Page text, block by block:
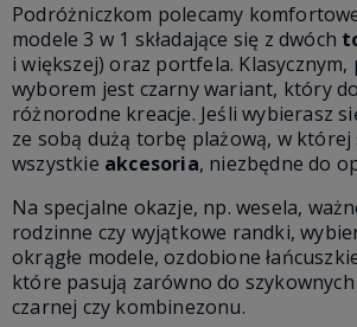
Podróżniczkom polecamy
modele 3 w 1 składające się z dwóch
i większej) oraz portfela. Klasycznym,
wyborem jest czarny wariant, który
różnorodne kreacje. Jeśli wybierasz
ze sobą dużą torbę plażową, w której
wszystkie akcesoria, niezbędne do
Na specjalne okazje, np. wesela,
rodzinne czy wyjątkowe randki,
okrągłe modele, ozdobione
które pasują zarówno do szykownych
czarnej czy kombinezonu.